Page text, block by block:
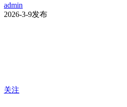
admin
2026-3-9发布
关注